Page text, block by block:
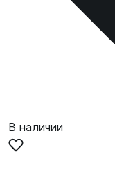
В наличии